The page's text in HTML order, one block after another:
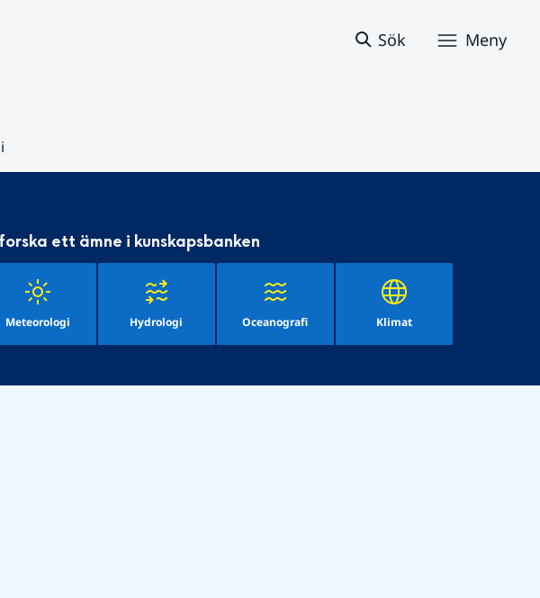
Sök Meny
ett ämne i kunskapsbanken
Meteorologi Hydrologi Oceanografi Klimat